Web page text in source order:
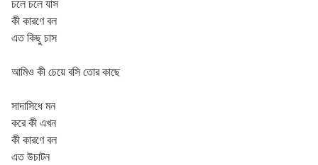
চলে চলে যাস
কী কারণে বল
এত কিছু চাস
আমিও কী চেয়ে বসি তোর কাছে
সাদাসিধে মন
করে কী এখন
কী কারণে বল
এত উচাটন